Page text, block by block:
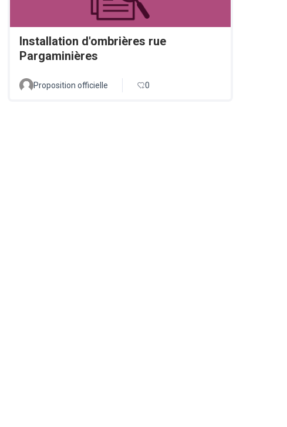
Installation d'ombrières rue
Pargaminières
Proposition officielle 0